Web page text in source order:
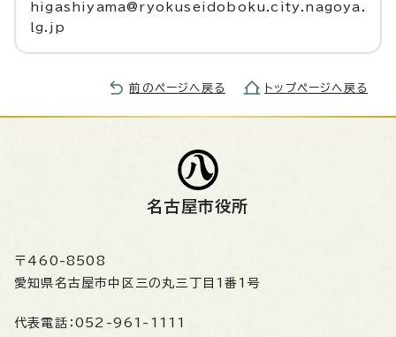
higashiyama@ryokuseidoboku.city.nagoya.
lg.jp
前のページへ戻る トップページへ戻る
名古屋市役所
〒460-8508
愛知県名古屋市中区三の丸三丁目1番1号
代表電話： 052-961-1111